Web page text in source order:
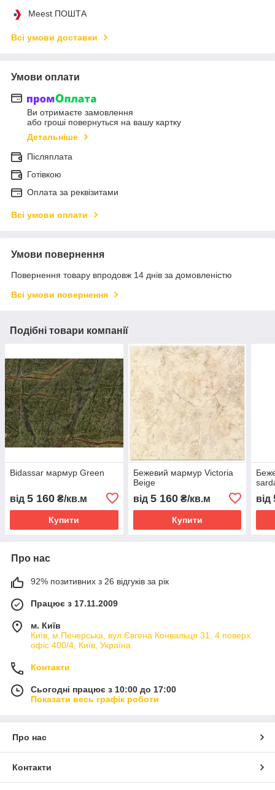
Meest ПОШТА
Всі умови доставки
Умови оплати
Ви отримаєте замовлення
або гроші повернуться на вашу картку
Детальніше
Післяплата
Готівкою
Оплата за реквізитами
Всі умови оплати
Умови повернення
Повернення товару впродовж 14 днів за домовленістю
Всі умови повернення
Подібні товари компанії
Bidassar мармур Green
від 5 160 ₴/кв.м
Купити
Бежевий мармур Victoria
Beige
від 5 160₴/кв.м
Купити
від
Про нас
92% позитивних з 26 відгуків за рік
Працює з 17.11.2009
м. Київ
Київ, м.Печерська, вул.Євгена Конвальця 31, 4 поверх
офіс 400/4, Київ, Україна
Контакти
Сьогодні працює з 10:00 до 17:00
Показати весь графік роботи
Про нас
Контакти